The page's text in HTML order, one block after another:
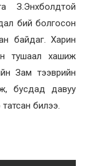
З.Энхболдтой
бий болгосон
байдаг. Харин
тушаал хашиж
Зам тээврийн
бусдад давуу
билээ.